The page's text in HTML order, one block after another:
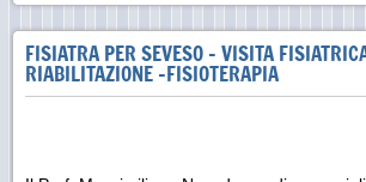
FISIATRA PER SEVESO - VISITA
RIABILITAZIONE -FISIOTERAPIA